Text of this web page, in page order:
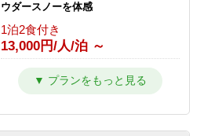
ウダースノーを体感
1泊2食付き
13,000円/人/泊 ～
【1泊2食プラン】大地の恵みコース
志賀高原の自然と高天ヶ原温泉をたの